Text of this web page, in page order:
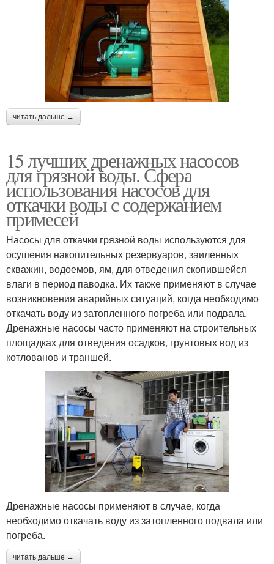
читать дальше →
15 лучших дренажных насосов
для грязной воды. Сфера
использования насосов для
откачки воды с содержанием
примесей
Насосы для откачки грязной воды используются для
осушения накопительных резервуаров, заиленных
скважин, водоемов, ям, для отведения скопившейся
влаги в период паводка. Их также применяют в случае
возникновения аварийных ситуаций, когда необходимо
откачать воду из затопленного погреба или подвала.
Дренажные насосы часто применяют на строительных
площадках для отведения осадков, грунтовых вод из
котлованов и траншей.
Дренажные насосы применяют в случае, когда
необходимо откачать воду из затопленного подвала или
погреба.
читать дальше →